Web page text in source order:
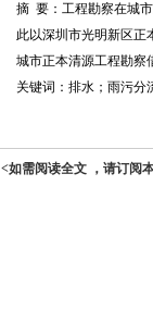
摘 要：工程勘察在城
此以深圳市光明新区正
城市正本清源工程勘察
关键词：排水；雨污分
<如需阅读全文 ，请订阅